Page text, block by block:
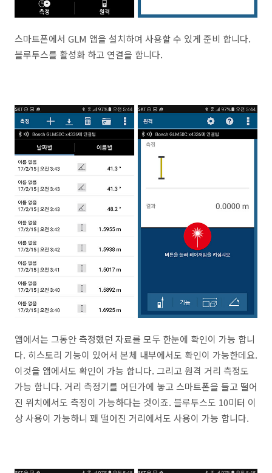
스마트폰에서 GLM 앱을 설치하여 사용할 수 있게 준비 합니다.
블루투스를 활성화 하고 연결을 합니다.
앱에서는 그동안 측정했던 자료를 모두 한눈에 확인이 가능 합니
다. 히스토리 기능이 있어서 본체 내부에서도 확인이 가능한데요.
이것을 앱에서도 확인이 가능 합니다. 그리고 원격 거리 측정도
가능 합니다. 거리 측정기를 어딘가에 놓고 스마트폰을 들고 떨어
진 위치에서도 측정이 가능하다는 것이죠. 블루투스도 10미터 이
상 사용이 가능하니 꽤 떨어진 거리에서도 사용이 가능 합니다.